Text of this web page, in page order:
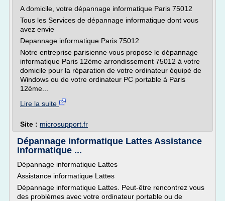
A domicile, votre dépannage informatique Paris 75012
Tous les Services de dépannage informatique dont vous
avez envie
Depannage informatique Paris 75012
Notre entreprise parisienne vous propose le dépannage
informatique Paris 12ème arrondissement 75012 à votre
domicile pour la réparation de votre ordinateur équipé de
Windows ou de votre ordinateur PC portable à Paris
12ème...
Lire la suite
Site : microsupport.fr
Dépannage informatique Lattes Assistance
informatique ...
Dépannage informatique Lattes
Assistance informatique Lattes
Dépannage informatique Lattes. Peut-être rencontrez vous
des problèmes avec votre ordinateur portable ou de